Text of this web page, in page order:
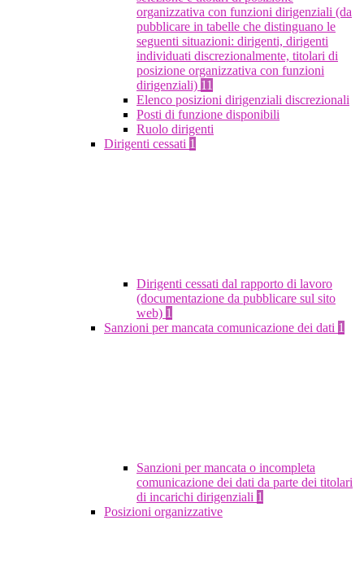
organizzativa con funzioni dirigenziali (da
pubblicare in tabelle che distinguano le
seguenti situazioni: dirigenti, dirigenti
individuati discrezionalmente, titolari di
posizione organizzativa con funzioni
dirigenziali) 11
Elenco posizioni dirigenziali discrezionali
Posti di funzione disponibili
Ruolo dirigenti
Dirigenti cessati 1
Dirigenti cessati dal rapporto di lavoro
(documentazione da pubblicare sul sito
web) 1
Sanzioni per mancata comunicazione dei dati 1
Sanzioni per mancata o incompleta
comunicazione dei dati da parte dei titolari
di incarichi dirigenziali 1
Posizioni organizzative